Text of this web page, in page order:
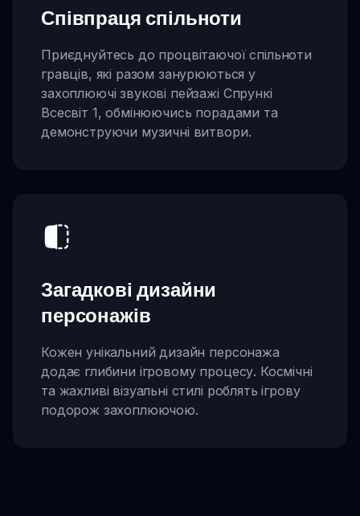
Співпраця спільноти
Приєднуйтесь до процвітаючої спільноти
гравців, які разом занурюються у
захоплюючі звукові пейзажі Спрункі
Всесвіт 1, обмінюючись порадами та
демонструючи музичні витвори.
Загадкові дизайни
персонажів
Кожен унікальний дизайн персонажа
додає глибини ігровому процесу. Космічні
та жахливі візуальні стилі роблять ігрову
подорож захоплюючою.